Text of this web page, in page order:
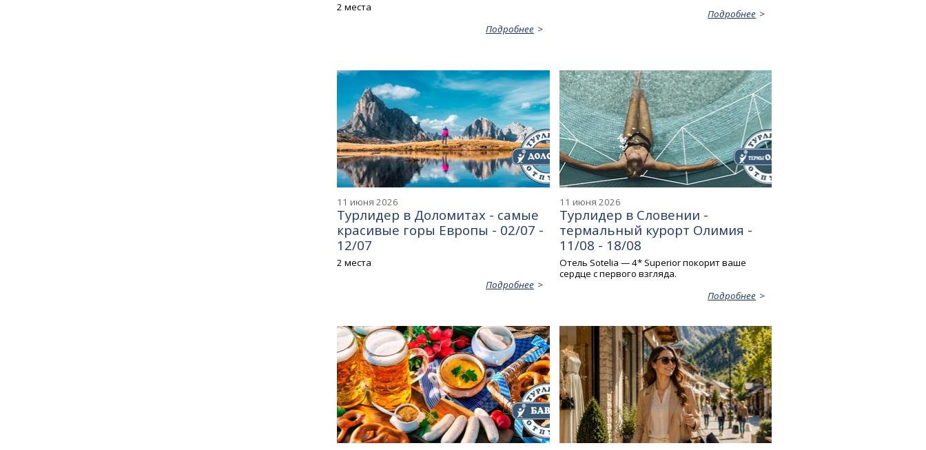
2 места
Подробнее
Подробнее
11 июня 2026
Турлидер в Доломитах - самые
красивые горы Европы - 02/07 -
12/07
2 места
Подробнее
11 июня 2026
Турлидер в Словении -
термальный курорт Олимия -
11/08 - 18/08
Отель Sotelia — 4* Superior покорит ваше
сердце с первого взгляда.
Подробнее